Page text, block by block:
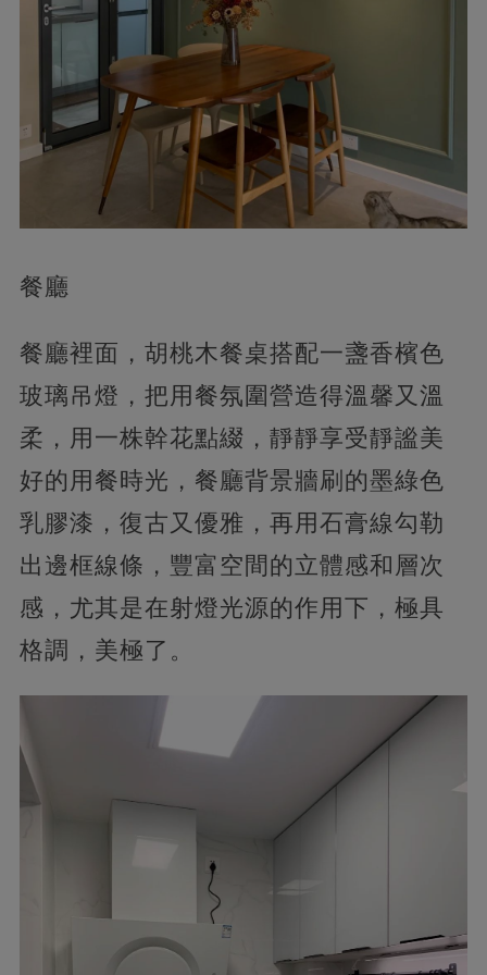
餐廳
餐廳裡面，胡桃木餐桌搭配一盞香檳色
玻璃吊燈，把用餐氛圍營造得溫馨又溫
柔，用一株幹花點綴，靜靜享受靜謐美
好的用餐時光，餐廳背景牆刷的墨綠色
乳膠漆，復古又優雅，再用石膏線勾勒
出邊框線條，豐富空間的立體感和層次
感，尤其是在射燈光源的作用下，極具
格調，美極了。